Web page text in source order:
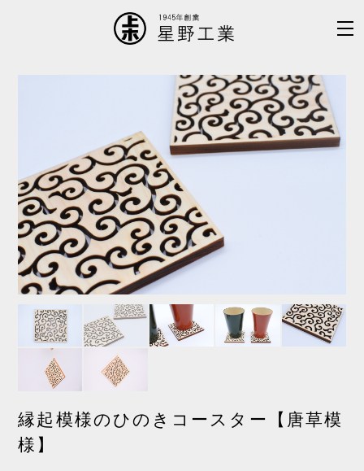
縁起模様のひのきコースター【唐草模
様】